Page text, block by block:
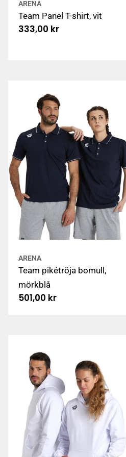
ARENA
Team Panel T-shirt, vit
Ordinarie
333,00 kr
ARENA
Team pikétröja bomull,
mörkblå
Ordinarie
501,00 kr